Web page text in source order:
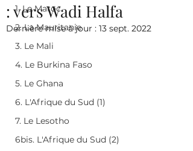
1. Le Maroc
2. La Mauritanie
3. Le Mali
4. Le Burkina Faso
5. Le Ghana
6. L'Afrique du Sud (1)
7. Le Lesotho
6bis. L'Afrique du Sud (2)
: vers Wadi Halfa
Dernière mise à jour : 13 sept. 2022